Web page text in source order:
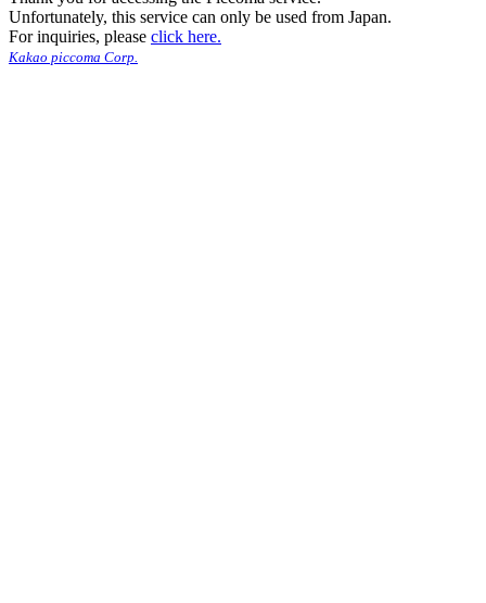
Unfortunately, this service can only be used from Japan.
For inquiries, please click here.
Kakao piccoma Corp.